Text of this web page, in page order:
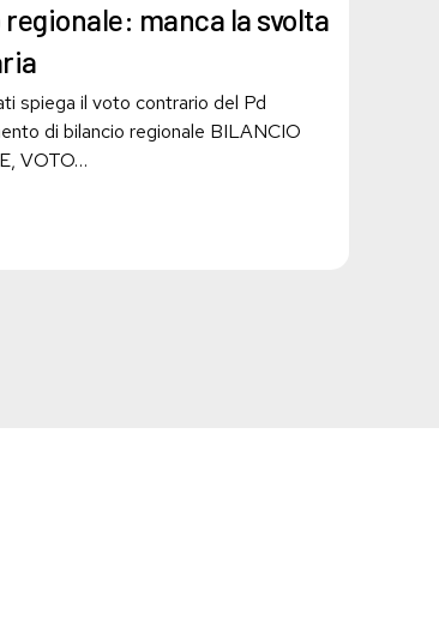
manca la svolta
spiega il voto contrario del Pd
di bilancio regionale BILANCIO
VOTO…